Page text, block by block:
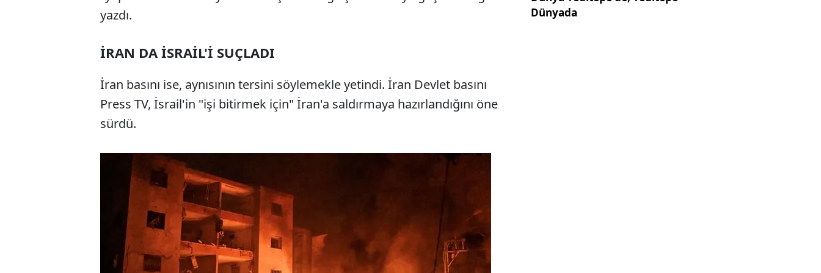
yazdı.
İRAN DA İSRAİL'İ SUÇLADI
İran basını ise, aynısının tersini söylemekle yetindi. İran Devlet basını
Press TV, İsrail'in "işi bitirmek için" İran'a saldırmaya hazırlandığını öne
sürdü.
Dünyada